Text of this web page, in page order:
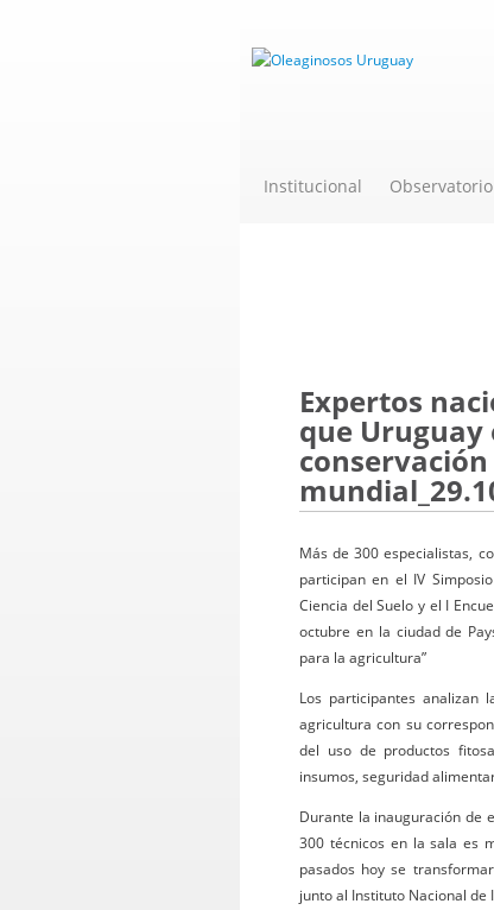
Institucional Observatorio
Expertos
que Uruguay
Más de 300 especialistas,
participan en el IV
Ciencia del Suelo y el I
octubre en la ciudad de
para la agricultura”
Los participantes analizan
agricultura con su
del uso de productos
insumos, seguridad
Durante la inauguración de
300 técnicos en la sala es
pasados hoy se
junto al Instituto Nacional de